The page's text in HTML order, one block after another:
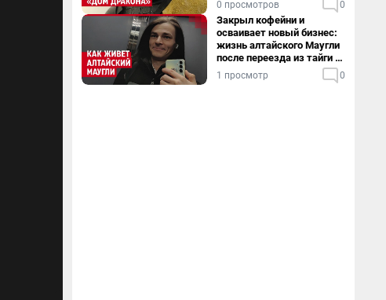
0 просмотров 0
Закрыл кофейни и
осваивает новый бизнес:
жизнь алтайского Маугли
после переезда из тайги в
столицу
1 просмотр 0